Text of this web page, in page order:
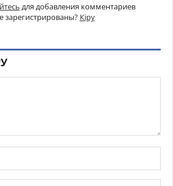
для добавления комментариев
зарегистрированы? Кіру